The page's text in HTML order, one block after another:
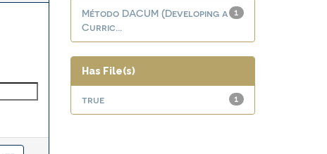
1
Método DACUM (Developing a
Curric...
Has File(s)
1
true